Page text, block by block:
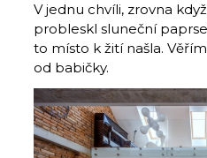
V jednu chvíli, zrovna
probleskl sluneční
to místo k žití našla.
od babičky.